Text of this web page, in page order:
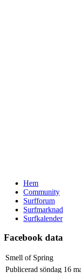
Hem
Community
Surfforum
Surfmarknad
Surfkalender
Facebook data
Smell of Spring
Publicerad söndag 16